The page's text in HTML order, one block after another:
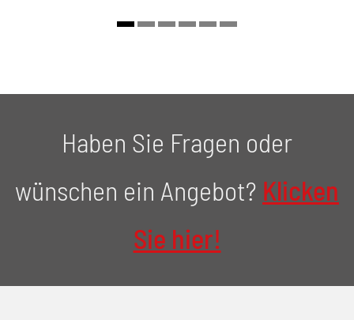
Haben Sie Fragen oder
wünschen ein Angebot? Klicken
Sie hier!